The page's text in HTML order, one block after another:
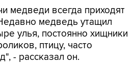
медведи всегда приходят
медведь утащил
улья, постоянно хищники
птицу, часто
- рассказал он.